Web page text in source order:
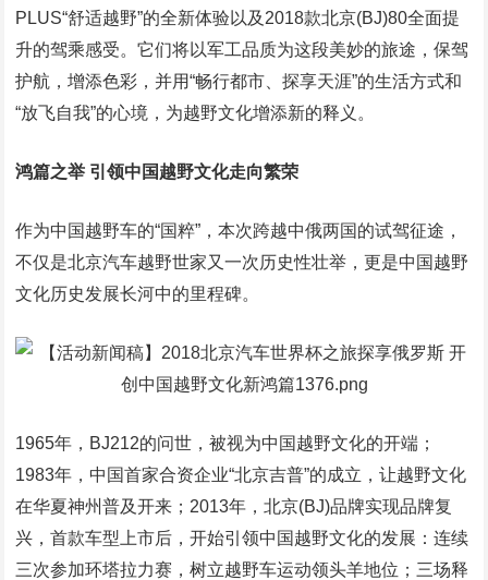
PLUS“舒适越野”的全新体验以及2018款北京(BJ)80全面提
升的驾乘感受。它们将以军工品质为这段美妙的旅途，保驾
护航，增添色彩，并用“畅行都市、探享天涯”的生活方式和
“放飞自我”的心境，为越野文化增添新的释义。
鸿篇之举 引领中国越野文化走向繁荣
作为中国越野车的“国粹”，本次跨越中俄两国的试驾征途，
不仅是北京汽车越野世家又一次历史性壮举，更是中国越野
文化历史发展长河中的里程碑。
1965年，BJ212的问世，被视为中国越野文化的开端；
1983年，中国首家合资企业“北京吉普”的成立，让越野文化
在华夏神州普及开来；2013年，北京(BJ)品牌实现品牌复
兴，首款车型上市后，开始引领中国越野文化的发展：连续
三次参加环塔拉力赛，树立越野车运动领头羊地位；三场释